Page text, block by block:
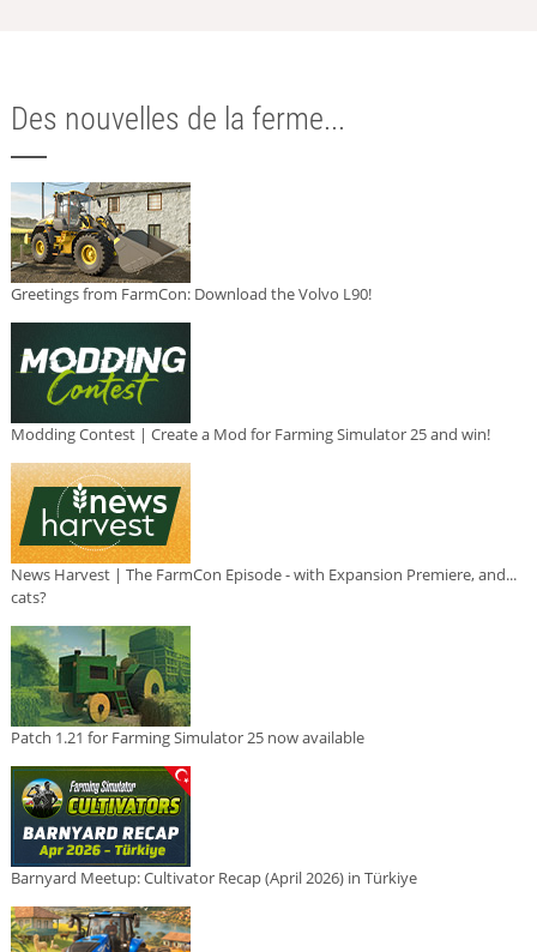
Des nouvelles de la ferme...
Greetings from FarmCon: Download the Volvo L90!
Modding Contest | Create a Mod for Farming Simulator 25 and win!
News Harvest | The FarmCon Episode - with Expansion Premiere, and...
cats?
Patch 1.21 for Farming Simulator 25 now available
Barnyard Meetup: Cultivator Recap (April 2026) in Türkiye